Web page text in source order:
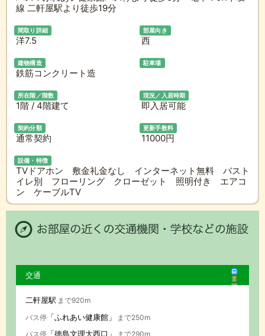
線 二軒屋駅より徒歩19分
間取り詳細
洋7.5
部屋向き
西
建物構造
鉄筋コンクリート造
駐車場
所在階／階数
1階 / 4階建て
現況／入居時期
即入居可能
契約分類
通常契約
更新手数料
11000円
設備・特徴
TVドアホン 敷金礼金なし インターネット無料 バスト
イレ別 フローリング クローゼット 照明付き エアコ
ン ケーブルTV
交通
二軒屋駅 まで920m
バス停「ふれあい健康館」
まで250m
バス停「徳島文理大西口」 まで290m